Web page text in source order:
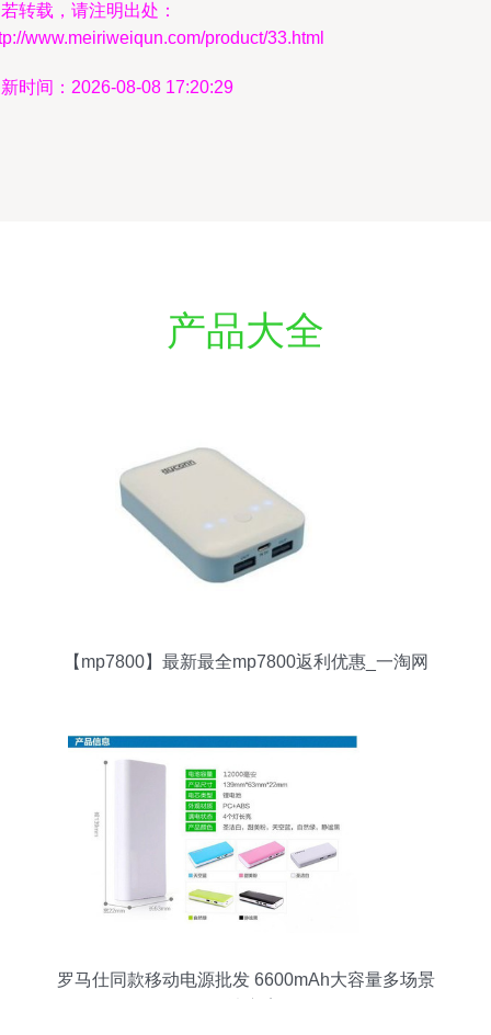
转载，请注明出处：
www.meiriweiqun.com/product/33.html
时间：2026-08-08 17:20:29
产品大全
【mp7800】最新最全mp7800返利优惠_一淘网
罗马仕同款移动电源批发 6600mAh大容量多场景